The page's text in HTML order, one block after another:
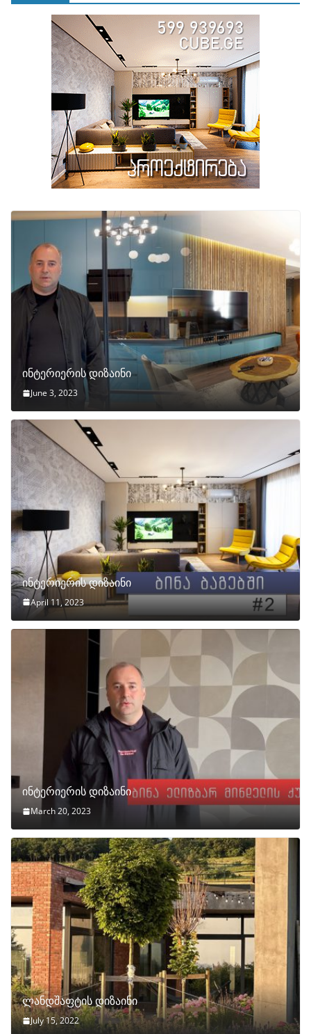
ინტერიერის დიზაინი
June 3, 2023
ინტერიერის დიზაინი
April 11, 2023
ინტერიერის დიზაინი
March 20, 2023
ლანდშაფტის დიზაინი
July 15, 2022